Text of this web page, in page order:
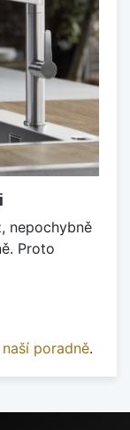
nepochybně
Proto
poradně.